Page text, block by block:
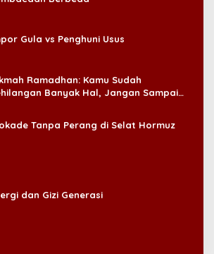
Gula vs Penghuni Usus
Ramadhan: Kamu Sudah
Banyak Hal, Jangan Sampai
Tanpa Perang di Selat Hormuz
dan Gizi Generasi